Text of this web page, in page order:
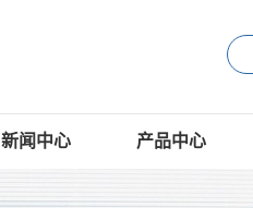
新闻中心 产品中心